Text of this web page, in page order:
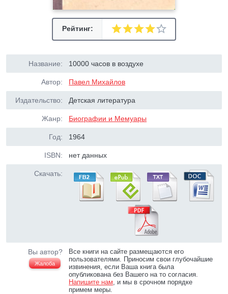
Рейтинг:
Название: 10000 часов в воздухе
Автор: Павел Михайлов
Издательство: Детская литература
Жанр: Биографии и Мемуары
Год: 1964
ISBN: нет данных
Скачать:
Вы автор?
Жалоба
Все книги на сайте размещаются его
пользователями. Приносим свои глубочайшие
извинения, если Ваша книга была
опубликована без Вашего на то согласия.
Напишите нам, и мы в срочном порядке
примем меры.